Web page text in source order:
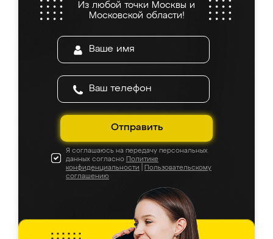
Из любой точки Москвы и
Московской области!
Отправить
Я соглашаюсь на передачу персональных
данных согласно Политике
конфиденциальности
Пользовательскому
соглашению